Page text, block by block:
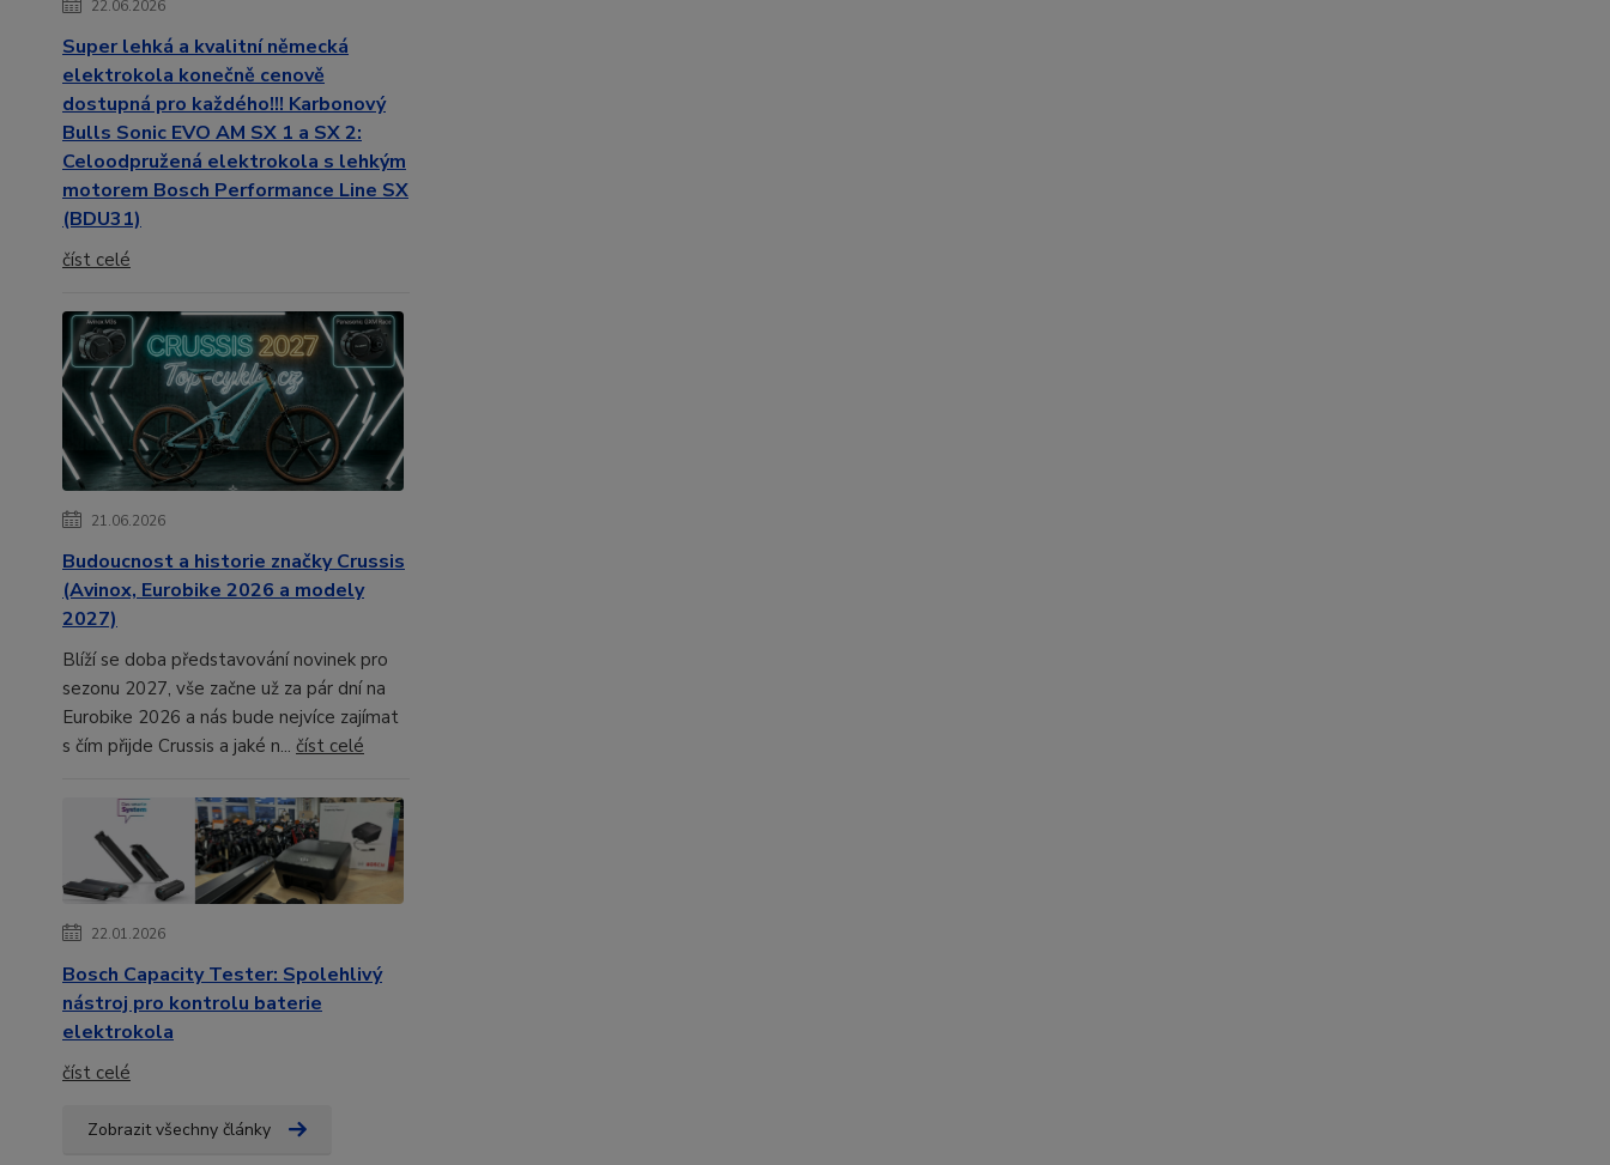
22.06.2026
Super lehká a kvalitní německá
elektrokola konečně cenově
dostupná pro každého!!! Karbonový
Bulls Sonic EVO AM SX 1 a SX 2:
Celoodpružená elektrokola s lehkým
motorem Bosch Performance Line SX
(BDU31)
číst celé
21.06.2026
Budoucnost a historie značky Crussis
(Avinox, Eurobike 2026 a modely
2027)
Blíží se doba představování novinek pro
sezonu 2027, vše začne už za pár dní na
Eurobike 2026 a nás bude nejvíce zajímat
s čím přijde Crussis a jaké n... číst celé
22.01.2026
Bosch Capacity Tester: Spolehlivý
nástroj pro kontrolu baterie
elektrokola
číst celé
Zobrazit všechny články